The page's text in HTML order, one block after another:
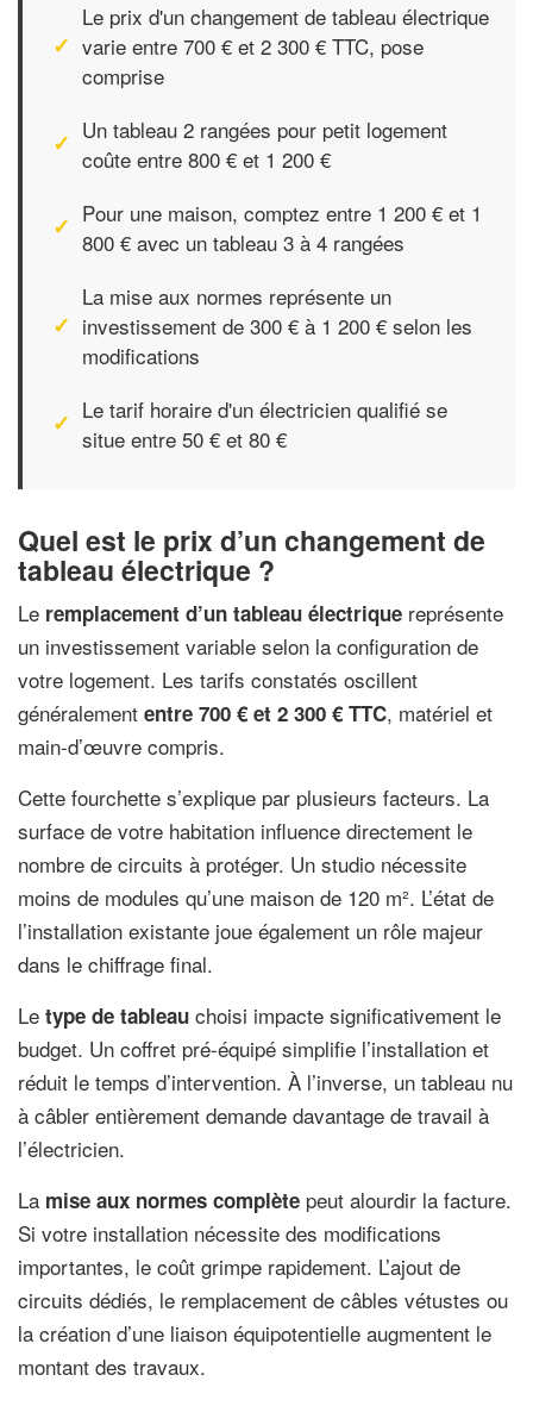
Le prix d'un changement de tableau électrique
varie entre 700 € et 2 300 € TTC, pose
comprise
Un tableau 2 rangées pour petit logement
coûte entre 800 € et 1 200 €
Pour une maison, comptez entre 1 200 € et 1
800 € avec un tableau 3 à 4 rangées
La mise aux normes représente un
investissement de 300 € à 1 200 € selon les
modifications
Le tarif horaire d'un électricien qualifié se
situe entre 50 € et 80 €
Quel est le prix d’un changement de
tableau électrique ?
Le remplacement d’un tableau électrique représente
un investissement variable selon la configuration de
votre logement. Les tarifs constatés oscillent
généralement entre 700 € et 2 300 € TTC, matériel et
main-d’œuvre compris.
Cette fourchette s’explique par plusieurs facteurs. La
surface de votre habitation influence directement le
nombre de circuits à protéger. Un studio nécessite
moins de modules qu’une maison de 120 m². L’état de
l’installation existante joue également un rôle majeur
dans le chiffrage final.
Le type de tableau choisi impacte significativement le
budget. Un coffret pré-équipé simplifie l’installation et
réduit le temps d’intervention. À l’inverse, un tableau nu
à câbler entièrement demande davantage de travail à
l’électricien.
La mise aux normes complète peut alourdir la facture.
Si votre installation nécessite des modifications
importantes, le coût grimpe rapidement. L’ajout de
circuits dédiés, le remplacement de câbles vétustes ou
la création d’une liaison équipotentielle augmentent le
montant des travaux.